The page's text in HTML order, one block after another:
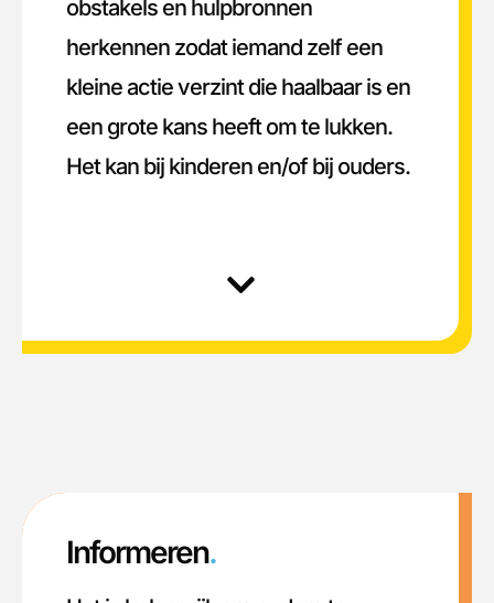
obstakels en hulpbronnen
herkennen zodat iemand zelf een
kleine actie verzint die haalbaar is en
een grote kans heeft om te lukken.
Het kan bij kinderen en/of bij ouders.
Informeren.